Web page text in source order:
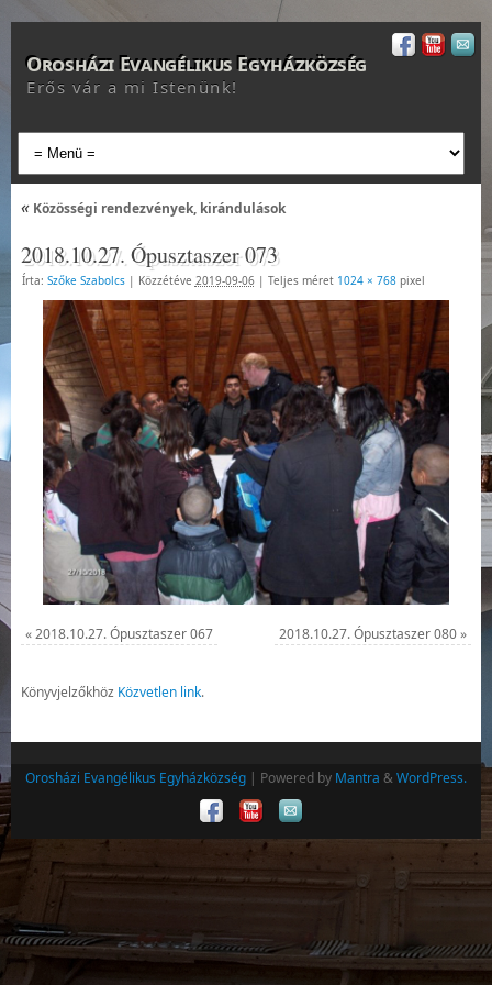
Orosházi Evangélikus Egyházközség
Erős vár a mi Istenünk!
«Közösségi rendezvények, kirándulások
2018.10.27. Ópusztaszer 073
Írta: Szőke Szabolcs | Közzétéve 2019-09-06 | Teljes méret 1024 × 768pixel
«2018.10.27. Ópusztaszer 067 2018.10.27. Ópusztaszer 080»
Könyvjelzőkhöz Közvetlen link.
Orosházi Evangélikus Egyházközség | Powered by Mantra &WordPress.